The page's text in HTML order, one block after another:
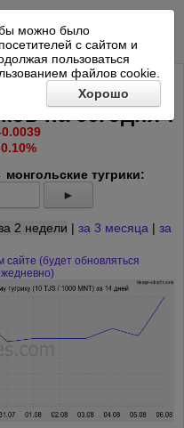
можно было
с сайтом и
пользоваться
файлов cookie.
Хорошо
сомони к 1000
насегодня* :
тугрики:
►
2 недели | за 3 месяца | за
сайте (будет обновляться